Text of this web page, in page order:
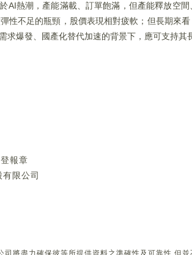
AI熱潮，產能滿載、訂單飽滿，但產能釋放空
性不足的瓶頸，股價表現相對疲軟；但長期來
求爆發、國產化替代加速的背景下，應可支持其
報章
限公司
司將盡力確保彼等所提供資料之準確性及可靠性,但